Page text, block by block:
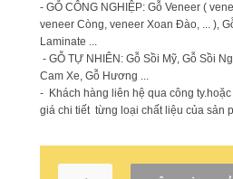
- GỖ CÔNG NGHIỆP: Gỗ Veneer (
veneer Còng, veneer Xoan Đào, ... ),
Laminate ...
- GỖ TỰ NHIÊN: Gỗ Sồi Mỹ, Gỗ Sồi
Cam Xe, Gỗ Hương ...
- Khách hàng liên hệ qua công ty.hoặc
giá chi tiết từng loại chất liệu của sản